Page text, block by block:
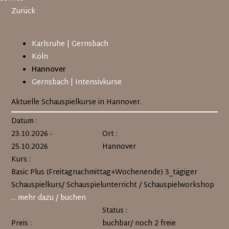
Zurück
Navigation
überspringen
Karlsruhe | Gernsbach
Köln
Hannover
Gernsbach | Intensivkurse
Aktuelle Schauspielkurse in Hannover.
Datum :
23.10.2026 -
25.10.2026
Ort :
Hannover
Kurs :
Basic Plus (Freitagnachmittag+Wochenende) 3_tägiger
Schauspielkurs/ Schauspielunterricht / Schauspielworkshop
... mehr dazu / buchen
Preis :
Status :
buchbar/ noch 2 freie